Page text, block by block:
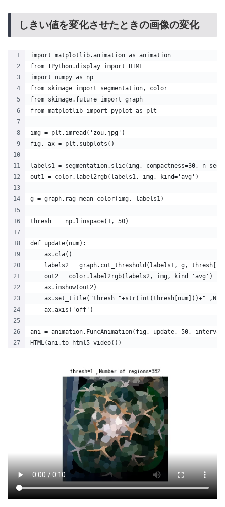
しきい値を変化させたときの画像の変化
import matplotlib.animation as animation
from IPython.display import HTML
import numpy as np
from skimage import segmentation, color
from skimage.future import graph
from matplotlib import pyplot as plt
img = plt.imread('zou.jpg')
fig, ax = plt.subplots()
labels1 = segmentation.slic(img, compactness=30,
out1 = color.label2rgb(labels1, img, kind='avg')
g = graph.rag_mean_color(img, labels1)
thresh =  np.linspace(1, 50)
def update(num):
    ax.cla()
labels2 = graph.cut_threshold(labels1, g,
    out2 = color.label2rgb(labels2, img, kind='avg')
    ax.imshow(out2)
ax.set_title("thresh="+str(int(thresh[num]))+"
    ax.axis('off')
ani = animation.FuncAnimation(fig, update, 50,
HTML(ani.to_html5_video())